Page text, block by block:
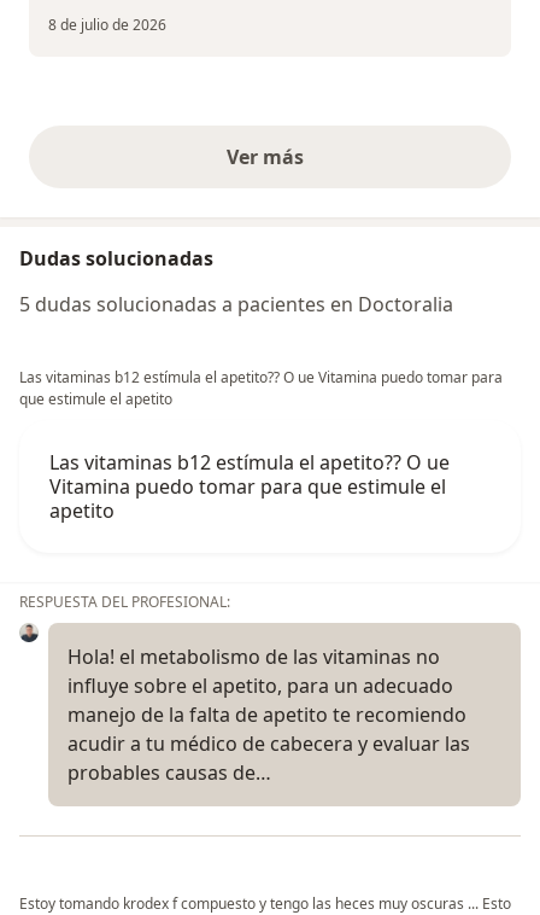
8 de julio de 2026
Ver másopiniones anteriores
Dudas solucionadas
5 dudas solucionadas a pacientes en Doctoralia
Las vitaminas b12 estímula el apetito?? O ue Vitamina puedo tomar para
que estimule el apetito
Las vitaminas b12 estímula el apetito?? O ue
Vitamina puedo tomar para que estimule el
apetito
RESPUESTA DEL PROFESIONAL:
Hola! el metabolismo de las vitaminas no
influye sobre el apetito, para un adecuado
manejo de la falta de apetito te recomiendo
acudir a tu médico de cabecera y evaluar las
probables causas de…
Estoy tomando krodex f compuesto y tengo las heces muy oscuras ... Esto